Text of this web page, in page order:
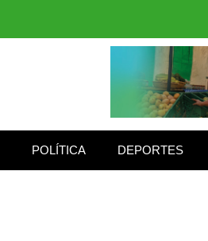
POLÍTICA DEPORTES